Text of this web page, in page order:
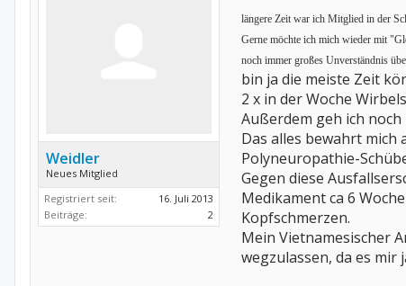
Weidler
Neues Mitglied
Registriert seit:
16. Juli 2013
Beiträge:
2
längere Zeit war ich Mitglied in der
Gerne möchte ich mich wieder mit
noch immer großes Unverständnis
bin ja die meiste Zeit
2 x in der Woche
Außerdem geh ich
Das alles bewahrt
Polyneuropathie-
Gegen diese
Medikament ca 6
Kopfschmerzen.
Mein Vietnamesischer
wegzulassen, da es